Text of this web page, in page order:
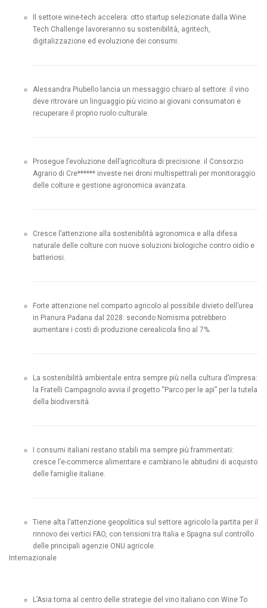
Il settore wine-tech accelera: otto startup selezionate dalla Wine
Tech Challenge lavoreranno su sostenibilità, agritech,
digitalizzazione ed evoluzione dei consumi.
Alessandra Piubello lancia un messaggio chiaro al settore: il vino
deve ritrovare un linguaggio più vicino ai giovani consumatori e
recuperare il proprio ruolo culturale.
Prosegue l’evoluzione dell’agricoltura di precisione: il Consorzio
Agrario di Cre****** investe nei droni multispettrali per monitoraggio
delle colture e gestione agronomica avanzata.
Cresce l’attenzione alla sostenibilità agronomica e alla difesa
naturale delle colture con nuove soluzioni biologiche contro oidio e
batteriosi.
Forte attenzione nel comparto agricolo al possibile divieto dell’urea
in Pianura Padana dal 2028: secondo Nomisma potrebbero
aumentare i costi di produzione cerealicola fino al 7%.
La sostenibilità ambientale entra sempre più nella cultura d’impresa:
la Fratelli Campagnolo avvia il progetto “Parco per le api” per la tutela
della biodiversità.
I consumi italiani restano stabili ma sempre più frammentati:
cresce l’e-commerce alimentare e cambiano le abitudini di acquisto
delle famiglie italiane.
Tiene alta l’attenzione geopolitica sul settore agricolo la partita per il
rinnovo dei vertici FAO, con tensioni tra Italia e Spagna sul controllo
delle principali agenzie ONU agricole.
Internazionale
L’Asia torna al centro delle strategie del vino italiano con Wine To